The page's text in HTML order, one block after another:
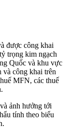
được công khai
trọng kim ngạch
Quốc và khu vực
và công khai trên
MFN, các thuế
ảnh hưởng tới
tính theo biểu